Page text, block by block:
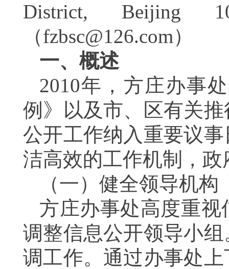
District, Beijing
（fzbsc@126.com）
一、概述
2010年，方庄办事
例》以及市、区有关
公开工作纳入重要议
洁高效的工作机制，
（一）健全领导机构
方庄办事处高度重
调整信息公开领导小
调工作。通过办事处